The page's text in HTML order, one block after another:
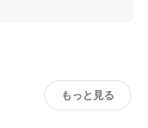
もっと見る